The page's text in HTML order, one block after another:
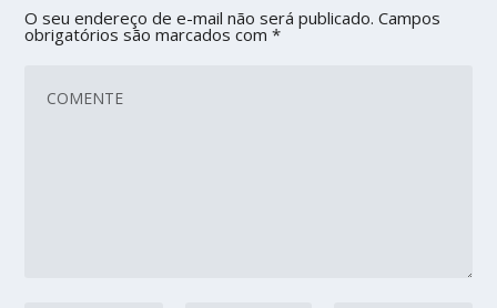
O seu endereço de e-mail não será publicado. Campos
obrigatórios são marcados com*